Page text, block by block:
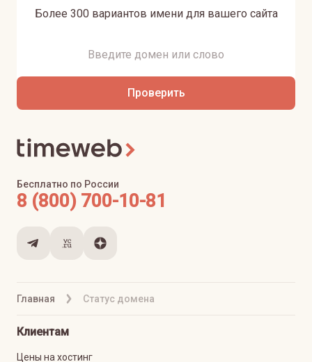
Более 300 вариантов имени для вашего сайта
Проверить
Главная Статус домена
Бесплатно по России
8 (800) 700-10-81
Клиентам
Цены на хостинг